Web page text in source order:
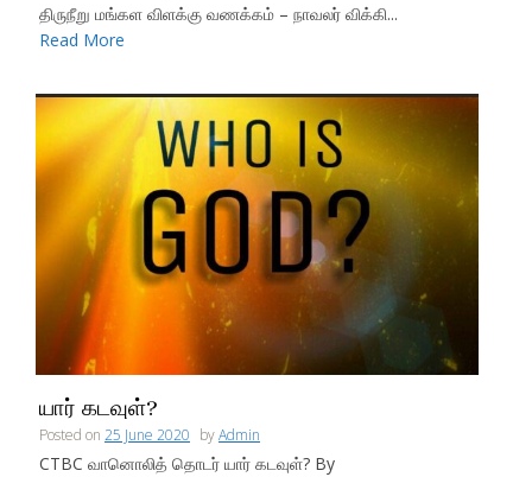
திருநீறு மங்கள விளக்கு வணக்கம் – நாவலர் விக்கி...
Read More
யார் கடவுள்?
Posted on 25 June 2020 byAdmin
CTBC வானொலித் தொடர் யார் கடவுள்? By